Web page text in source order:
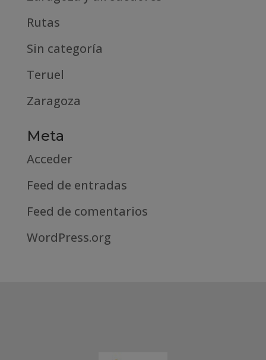
Rutas
Sin categoría
Teruel
Zaragoza
Meta
Acceder
Feed de entradas
Feed de comentarios
WordPress.org